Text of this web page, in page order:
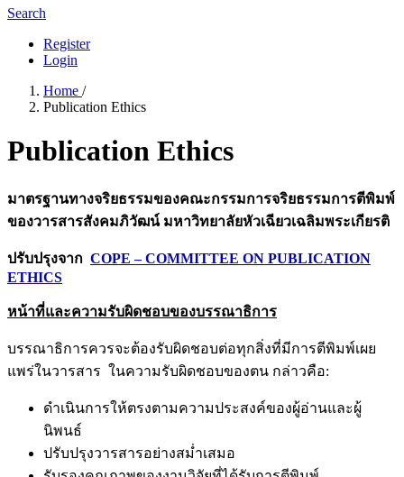
Search
Register
Login
Home /
Publication Ethics
Publication Ethics
มาตรฐานทางจริยธรรมของคณะกรรมการจริยธรรมการตีพิมพ์
ของวารสารสังคมภิวัฒน์ มหาวิทยาลัยหัวเฉียวเฉลิมพระเกียรติ
ปรับปรุงจาก COPE – COMMITTEE ON PUBLICATION
ETHICS
หน้าที่และความรับผิดชอบของบรรณาธิการ
บรรณาธิการควรจะต้องรับผิดชอบต่อทุกสิ่งที่มีการตีพิมพ์เผย
แพร่ในวารสาร ในความรับผิดชอบของตน กล่าวคือ:
ดำเนินการให้ตรงตามความประสงค์ของผู้อ่านและผู้
นิพนธ์
ปรับปรุงวารสารอย่างสม่ำเสมอ